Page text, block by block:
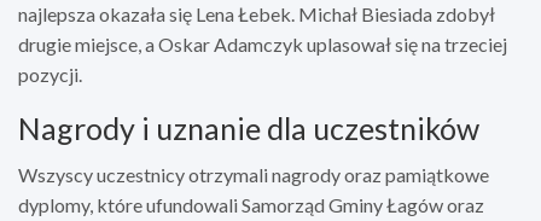
najlepsza okazała się Lena Łebek. Michał Biesiada zdobył
drugie miejsce, a Oskar Adamczyk uplasował się na trzeciej
pozycji.
Nagrody i uznanie dla uczestników
Wszyscy uczestnicy otrzymali nagrody oraz pamiątkowe
dyplomy, które ufundowali Samorząd Gminy Łagów oraz